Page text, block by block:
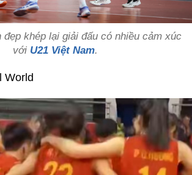
đẹp khép lại giải đấu có nhiều cảm xúc
với U21 Việt Nam.
World